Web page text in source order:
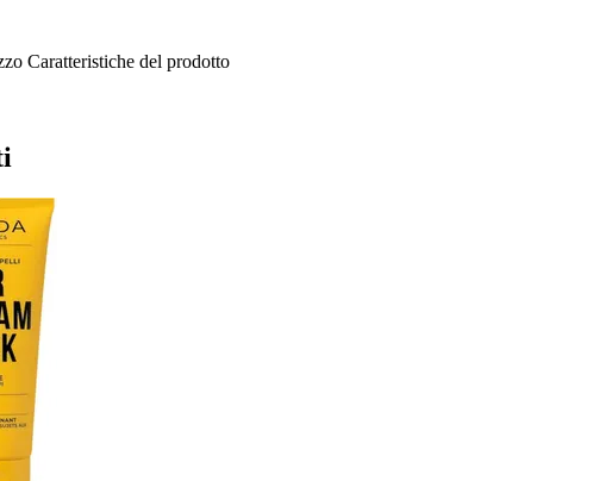
Caratteristiche del prodotto